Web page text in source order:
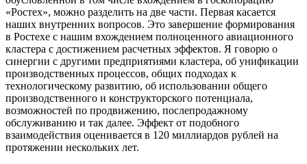
«Ростех», можно разделить на две части. Первая касается
наших внутренних вопросов. Это завершение формирования
в Ростехе с нашим вхождением полноценного авиационного
кластера с достижением расчетных эффектов. Я говорю о
синергии с другими предприятиями кластера, об унификации
производственных процессов, общих подходах к
технологическому развитию, об использовании общего
производственного и конструкторского потенциала,
возможностей по продвижению, послепродажному
обслуживанию и так далее. Эффект от подобного
взаимодействия оценивается в 120 миллиардов рублей на
протяжении нескольких лет.